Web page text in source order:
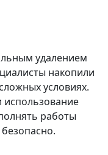
удалением
накопили
условиях.
работы